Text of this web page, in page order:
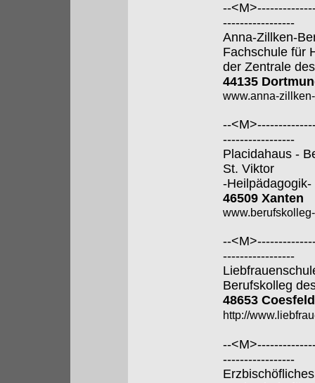
--
-----------------
Anna-Zillken-
Fachschule für
der Zentrale
44135
www.anna-
--
-----------------
Placidahaus -
St. Viktor
-Heilpädagogik-
46509 Xanten
--
-----------------
Berufskolleg
48653 Coesfeld
http://
--
-----------------